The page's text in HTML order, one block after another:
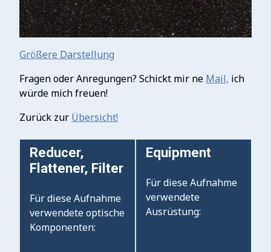
Größere Darstellung
Fragen oder Anregungen? Schickt mir ne Mail, ich
würde mich freuen!
Zurück zur Übersicht!
Reducer,
Flattener, Filter
Für diese Aufnahme
verwendete optische
Komponenten:
Equipment
Für diese Aufnahme
verwendete
Ausrüstung: